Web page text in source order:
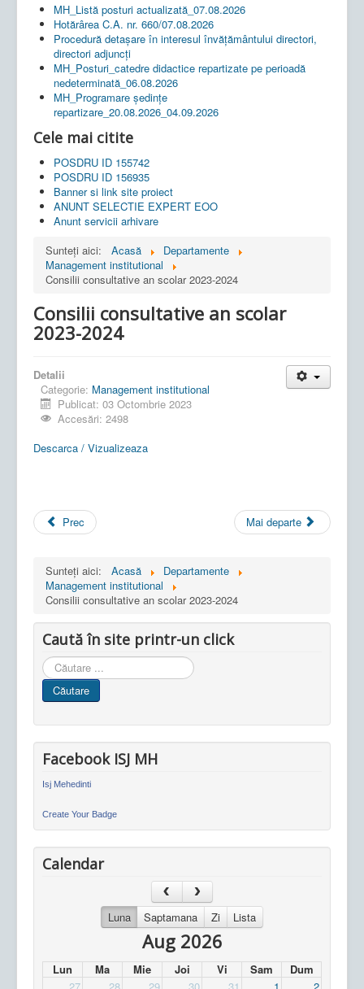
MH_Listă posturi actualizată_07.08.2026
Hotărârea C.A. nr. 660/07.08.2026
Procedură detașare în interesul învățământului directori,
directori adjuncți
MH_Posturi_catedre didactice repartizate pe perioadă
nedeterminată_06.08.2026
MH_Programare ședințe
repartizare_20.08.2026_04.09.2026
Cele mai citite
POSDRU ID 155742
POSDRU ID 156935
Banner si link site proiect
ANUNT SELECTIE EXPERT EOO
Anunt servicii arhivare
Sunteți aici:
Acasă
Departamente
Management institutional
Consilii consultative an scolar 2023-2024
Consilii consultative an scolar
2023-2024
Detalii
Categorie: Management institutional
Publicat: 03 Octombrie 2023
Accesări: 2498
Descarca / Vizualizeaza
Prec Mai departe
Sunteți aici: Acasă
Departamente
Management institutional
Consilii consultative an scolar 2023-2024
Caută în site printr-un click
Cauta
in
site
Căutare
Facebook ISJ MH
Isj Mehedinti
Create Your Badge
Calendar
Luna Saptamana Zi Lista
Aug 2026
Lun Ma Mie Joi Vi Sam
Dum